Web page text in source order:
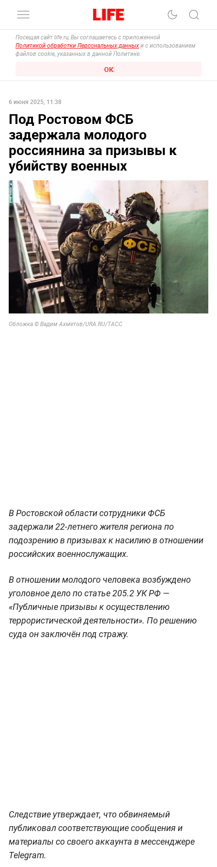
Посещая сайт life.ru, Вы соглашаетесь с приложенной
Политикой обработки Персональных данных и с использованием
файлов cookie, указанных в данной Политике.
ОК
6 июня 2025, 11:38
Под Ростовом ФСБ
задержала молодого
россиянина за призывы к
убийству военных
Обложка © Вадим Ахметов/URA.RU/ТАСС
В Ростовской области сотрудники ФСБ
задержали 22-летнего жителя региона по
подозрению в призывах к насилию в отношении
российских военнослужащих.
В отношении молодого человека возбуждено
уголовное дело по статье 205.2 УК РФ —
«Публичные призывы к осуществлению
террористической деятельности». По решению
суда он заключён под стражу.
Следствие утверждает, что обвиняемый
публиковал соответствующие сообщения и
материалы со своего аккаунта в мессенджере
Telegram.